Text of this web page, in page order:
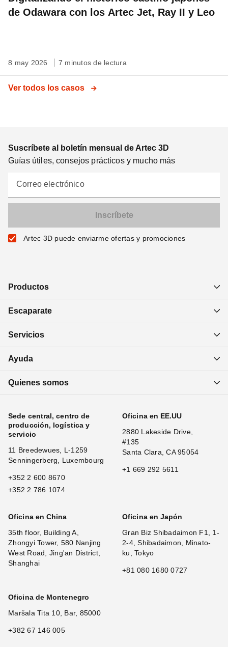
de Odawara con los Artec Jet, Ray II y Leo
8 may 2026 7 minutos de lectura
Ver todos los casos
Suscríbete al boletín mensual de Artec 3D
Guías útiles, consejos prácticos y mucho más
Correo electrónico
Artec 3D puede enviarme ofertas y promociones
Productos
Escaparate
Servicios
Ayuda
Quienes somos
Sede central, centro de
producción, logística y
servicio
11 Breedewues, L-1259
Senningerberg, Luxembourg
+352 2 600 8670
+352 2 786 1074
Oficina en EE.UU
2880 Lakeside Drive,
#135
Santa Clara, CA 95054
+1 669 292 5611
Oficina en China
35th floor, Building A,
Zhongyi Tower, 580 Nanjing
West Road, Jing'an District,
Shanghai
Oficina en Japón
Gran Biz Shibadaimon F1, 1-
2-4, Shibadaimon, Minato-
ku, Tokyo
+81 080 1680 0727
Oficina de Montenegro
Maršala Tita 10, Bar, 85000
+382 67 146 005